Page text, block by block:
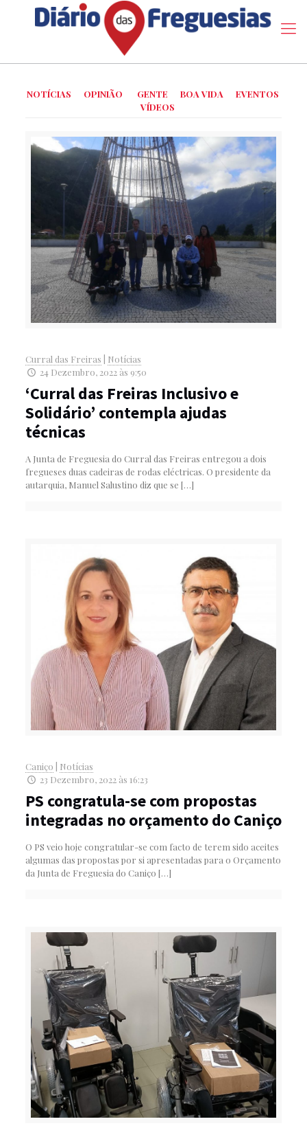
NOTÍCIAS OPINIÃO GENTE BOA VIDA
EVENTOS
VÍDEOS
Curral das Freiras
Notícias
24 Dezembro, 2022 às 9:50
‘Curral das Freiras Inclusivo e
Solidário’ contempla ajudas
técnicas
A Junta de Freguesia do Curral das Freiras entregou a dois
fregueses duas cadeiras de rodas eléctricas. O presidente da
autarquia, Manuel Salustino diz que se […]
Caniço
Notícias
23 Dezembro, 2022 às 16:23
PS congratula-se com propostas
integradas no orçamento do Caniço
O PS veio hoje congratular-se com facto de terem sido aceites
algumas das propostas por si apresentadas para o Orçamento
da Junta de Freguesia do Caniço […]